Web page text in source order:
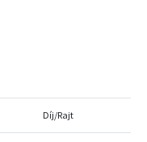
Díj/Rajt